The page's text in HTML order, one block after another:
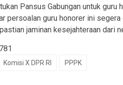
Pansus Gabungan untuk guru
persoalan guru honorer ini
jaminan kesejahteraan dari
781
Komisi X DPR RI PPPK